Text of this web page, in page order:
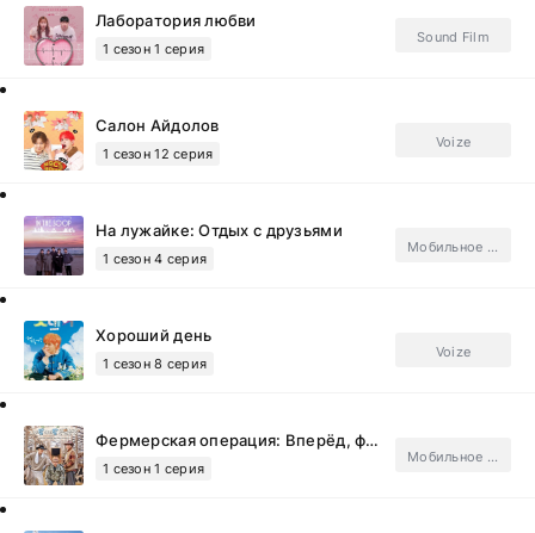
Лаборатория любви
1 сезон 1 серия
Sound Film
Салон Айдолов
1 сезон 12 серия
Voize
На лужайке: Отдых с друзьями
1 сезон 4 серия
Мобильное телевидение
Хороший день
1 сезон 8 серия
Voize
Фермерская операция: Вперёд, ферма!
1 сезон 1 серия
Мобильное телевидение